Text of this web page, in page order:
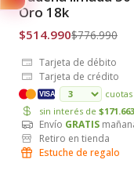
Envío Gratis
Oro 18k
$514.990$776.990
Tarjeta de débito
Tarjeta de crédito
VISA
cuotas
sin interés de $171.663
Envío GRATIS
Retiro en tienda
Estuche de regalo